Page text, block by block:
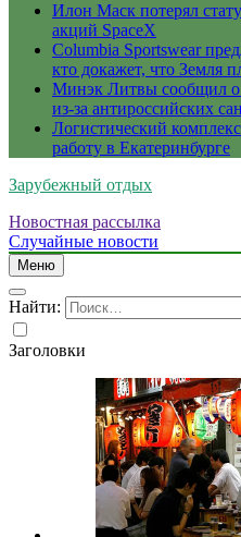
Илон Маск потерял
акций SpaceX
Columbia Sportswear
кто докажет, что Земля
Минэк Литвы сообщил о
из-за антироссийских
Логистический
работу в Екатеринбурге
Зарубежный отдых
Новостная рассылка
Случайные новости
Меню
Найти:
Заголовки